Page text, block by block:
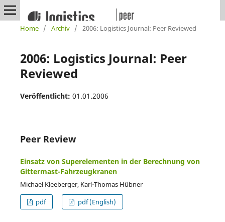
Home / Archiv / 2006: Logistics Journal: Peer Reviewed
2006: Logistics Journal: Peer
Reviewed
Veröffentlicht: 01.01.2006
Peer Review
Einsatz von Superelementen in der Berechnung von
Gittermast-Fahrzeugkranen
Michael Kleeberger, Karl-Thomas Hübner
pdf
pdf (English)